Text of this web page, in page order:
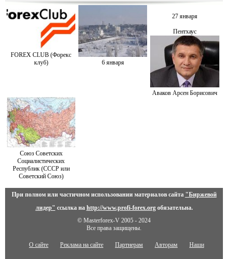
FOREX CLUB (Форекс
клуб)
6 января
27 января
Пентхаус
Аваков Арсен Борисович
Союз Советских
Социалистических
Республик (СССР или
Советский Союз)
При полном или частичном использовании материалов сайта "Биржевой
лидер" ссылка на http://www.profi-forex.orgобязательна.
© Masterforex-V 2005 - 2024
Все права защищены.
О сайте Реклама на сайте Партнерам Авторам Наши